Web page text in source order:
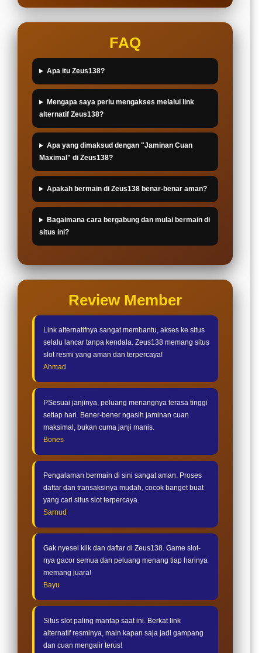
FAQ
Apa itu Zeus138?
Mengapa saya perlu mengakses melalui link
alternatif Zeus138?
Apa yang dimaksud dengan "Jaminan Cuan
Maximal" di Zeus138?
Apakah bermain di Zeus138 benar-benar aman?
Bagaimana cara bergabung dan mulai bermain di
situs ini?
Review Member
Link alternatifnya sangat membantu, akses ke situs
selalu lancar tanpa kendala. Zeus138 memang situs
slot resmi yang aman dan terpercaya!
Ahmad
PSesuai janjinya, peluang menangnya terasa tinggi
setiap hari. Bener-bener ngasih jaminan cuan
maksimal, bukan cuma janji manis.
Bones
Pengalaman bermain di sini sangat aman. Proses
daftar dan transaksinya mudah, cocok banget buat
yang cari situs slot terpercaya.
Sarnud
Gak nyesel klik dan daftar di Zeus138. Game slot-
nya gacor semua dan peluang menang tiap harinya
memang juara!
Bayu
Situs slot paling mantap saat ini. Berkat link
alternatif resminya, main kapan saja jadi gampang
dan cuan mengalir terus!